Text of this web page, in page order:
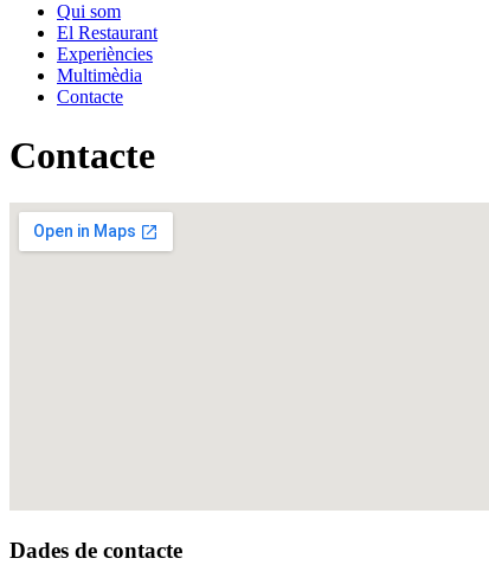
Qui som
El Restaurant
Experiències
Multimèdia
Contacte
Contacte
Dades de contacte